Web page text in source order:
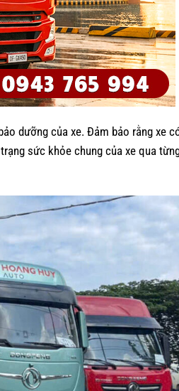
dưỡng của xe. Đảm bảo rằng xe
sức khỏe chung của xe qua